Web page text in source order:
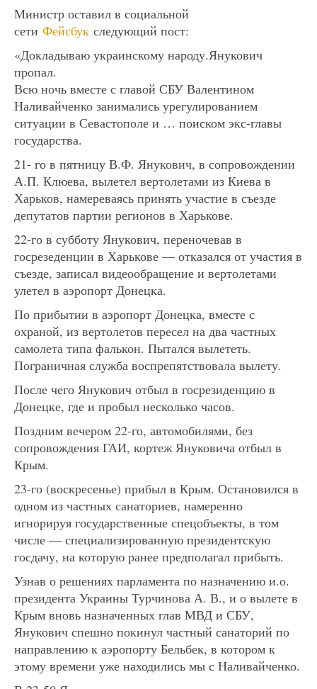
Министр оставил в социальной
сети Фейсбук следующий пост:
«Докладываю украинскому народу.Янукович
пропал.
Всю ночь вместе с главой СБУ Валентином
Наливайченко занимались урегулированием
ситуации в Севастополе и … поиском экс-главы
государства.
21- го в пятницу В.Ф. Янукович, в сопровождении
А.П. Клюева, вылетел вертолетами из Киева в
Харьков, намереваясь принять участие в съезде
депутатов партии регионов в Харькове.
22-го в субботу Янукович, переночевав в
госрезеденции в Харькове — отказался от участия в
съезде, записал видеообращение и вертолетами
улетел в аэропорт Донецка.
По прибытии в аэропорт Донецка, вместе с
охраной, из вертолетов пересел на два частных
самолета типа фалькон. Пытался вылететь.
Пограничная служба воспрепятствовала вылету.
После чего Янукович отбыл в госрезиденцию в
Донецке, где и пробыл несколько часов.
Поздним вечером 22-го, автомобилями, без
сопровождения ГАИ, кортеж Януковича отбыл в
Крым.
23-го (воскресенье) прибыл в Крым. Остановился в
одном из частных санаториев, намеренно
игнорируя государственные спецобъекты, в том
числе — специализированную президентскую
госдачу, на которую ранее предполагал прибыть.
Узнав о решениях парламента по назначению и.о.
президента Украины Турчинова А. В., и о вылете в
Крым вновь назначенных глав МВД и СБУ,
Янукович спешно покинул частный санаторий по
направлению к аэропорту Бельбек, в котором к
этому времени уже находились мы с Наливайченко.